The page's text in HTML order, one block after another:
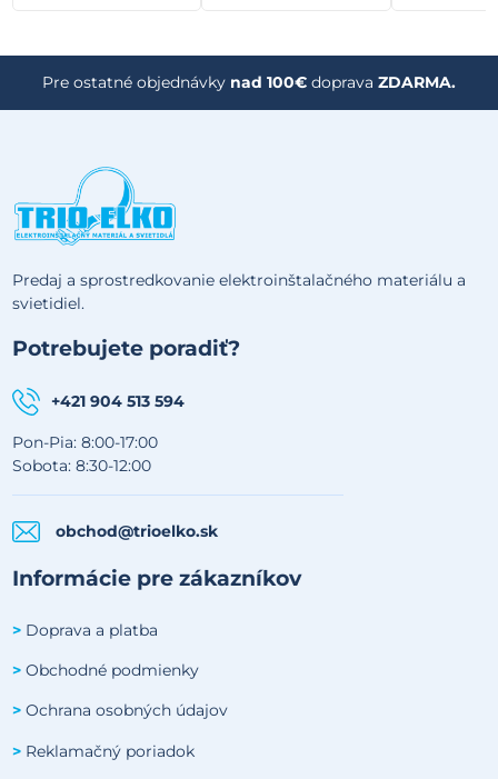
Pre ostatné objednávky nad 100€ doprava ZDARMA.
Predaj a sprostredkovanie elektroinštalačného materiálu a
svietidiel.
Potrebujete poradiť?
+421 904 513 594
Pon-Pia: 8:00-17:00
Sobota: 8:30-12:00
obchod@trioelko.sk
Informácie pre zákazníkov
> Doprava a platba
> Obchodné podmienky
> Ochrana osobných údajov
> Reklamačný poriadok